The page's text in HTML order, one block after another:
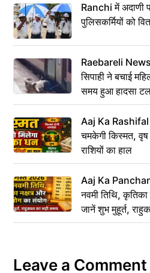
Ranchi में अदाणी
पुलिसकर्मियों को
Raebareli
सिपाही ने बचाई
समय हुआ हादसा
Aaj Ka
चमकेगी किस्मत,
राशियों का हाल
Aaj Ka
नवमी तिथि, कृतिका
जानें शुभ मुहूर्त,
Leave a Comment